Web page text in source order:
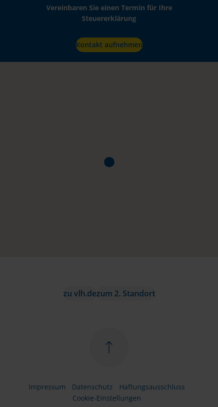
Vereinbaren Sie einen Termin für Ihre
Steuererklärung
Kontakt aufnehmen
zu vlh.dezum 2. Standort
Impressum Datenschutz
Haftungsausschluss
Cookie-Einstellungen